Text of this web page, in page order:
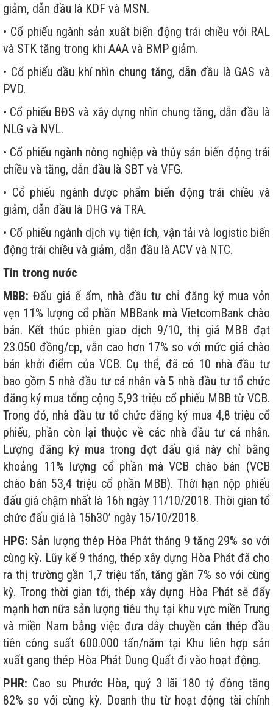
giảm, dẫn đầu là KDF và MSN.
• Cổ phiếu ngành sản xuất biến động trái chiều với RAL
và STK tăng trong khi AAA và BMP giảm.
• Cổ phiếu dầu khí nhìn chung tăng, dẫn đầu là GAS và
PVD.
• Cổ phiếu BĐS và xây dựng nhìn chung tăng, dẫn đầu là
NLG và NVL.
• Cổ phiếu ngành nông nghiệp và thủy sản biến động trái
chiều và tăng, dẫn đầu là SBT và VFG.
• Cổ phiếu ngành dược phẩm biến động trái chiều và
giảm, dẫn đầu là DHG và TRA.
• Cổ phiếu ngành dịch vụ tiện ích, vận tải và logistic biến
động trái chiều và giảm, dẫn đầu là ACV và NTC.
Tin trong nước
MBB: Đấu giá ế ẩm, nhà đầu tư chỉ đăng ký mua vỏn
vẹn 11% lượng cổ phần MBBank mà VietcomBank chào
bán. Kết thúc phiên giao dịch 9/10, thị giá MBB đạt
23.050 đồng/cp, vẫn cao hơn 17% so với mức giá chào
bán khởi điểm của VCB. Cụ thể, đã có 10 nhà đầu tư
bao gồm 5 nhà đầu tư cá nhân và 5 nhà đầu tư tổ chức
đăng ký mua tổng cộng 5,93 triệu cổ phiếu MBB từ VCB.
Trong đó, nhà đầu tư tổ chức đăng ký mua 4,8 triệu cổ
phiếu, phần còn lại thuộc về các nhà đầu tư cá nhân.
Lượng đăng ký mua trong đợt đấu giá này chỉ bằng
khoảng 11% lượng cổ phần mà VCB chào bán (VCB
chào bán 53,4 triệu cổ phần MBB). Thời hạn nộp phiếu
đấu giá chậm nhất là 16h ngày 11/10/2018. Thời gian tổ
chức đấu giá là 15h30’ ngày 15/10/2018.
HPG: Sản lượng thép Hòa Phát tháng 9 tăng 29% so với
cùng kỳ. Lũy kế 9 tháng, thép xây dựng Hòa Phát đã cho
ra thị trường gần 1,7 triệu tấn, tăng gần 7% so với cùng
kỳ. Trong thời gian tới, thép xây dựng Hòa Phát sẽ đẩy
mạnh hơn nữa sản lượng tiêu thụ tại khu vực miền Trung
và miền Nam bằng việc đưa dây chuyền cán thép đầu
tiên công suất 600.000 tấn/năm tại Khu liên hợp sản
xuất gang thép Hòa Phát Dung Quất đi vào hoạt động.
PHR: Cao su Phước Hòa, quý 3 lãi 180 tỷ đồng tăng
82% so với cùng kỳ. Doanh thu từ hoạt động tài chính